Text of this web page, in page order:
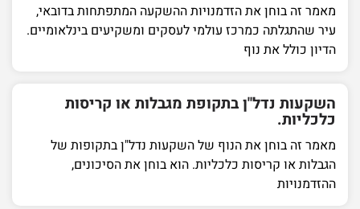
מאמר זה בוחן את הזדמנויות ההשקעה המתפתחות בדובאי,
עיר שהתגלתה כמרכז עולמי לעסקים ומשקיעים בינלאומיים.
הדיון כולל את נוף
השקעות נדל"ן בתקופת מגבלות או קריסות
כלכליות.
מאמר זה בוחן את הנוף של השקעות נדל"ן בתקופות של
הגבלות או קריסות כלכליות. הוא בוחן את הסיכונים,
ההזדמנויות